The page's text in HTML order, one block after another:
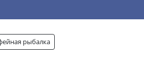
рыбалка